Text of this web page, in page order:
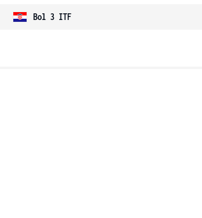
Bol 3 ITF